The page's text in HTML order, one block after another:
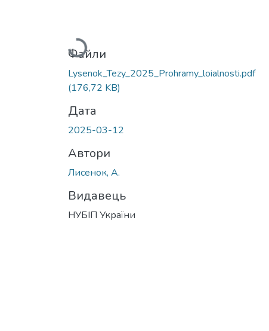
Вантажиться...
Файли
Lysenok_Tezy_2025_Prohramy_loialnosti.pdf
(176,72 KB)
Дата
2025-03-12
Автори
Лисенок, А.
Видавець
НУБІП України